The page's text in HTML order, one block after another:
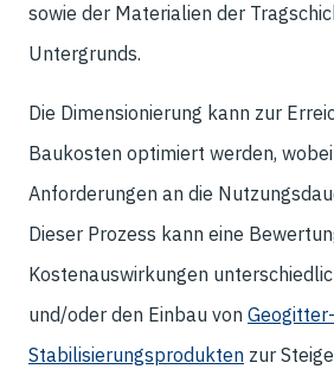
sowie der Materialien der
Untergrunds.
Die Dimensionierung kann zur
Baukosten optimiert werden,
Anforderungen an die
Dieser Prozess kann eine
Kostenauswirkungen
und/oder den Einbau von Geogitter-
Stabilisierungsprodukten zur